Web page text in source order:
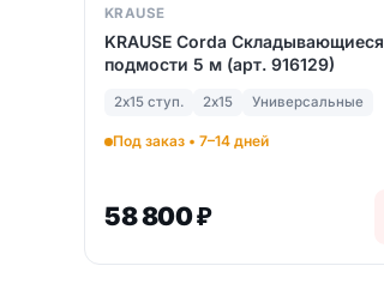
KRAUSE
KRAUSE Corda Складывающиеся
подмости 5 м (арт. 916129)
2х15 ступ. 2х15 Универсальные
Под заказ • 7–14 дней
58 800₽